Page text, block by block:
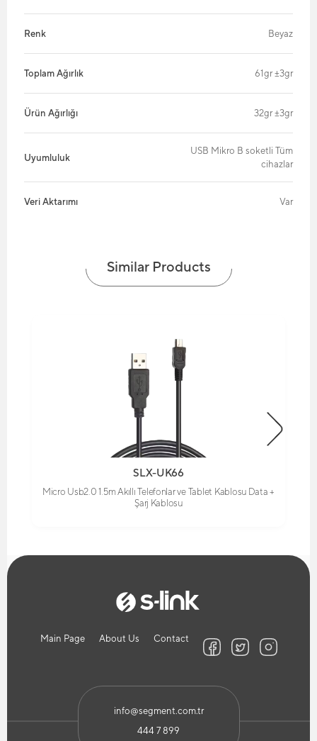
Renk Beyaz
Toplam Ağırlık 61gr ±3gr
Ürün Ağırlığı 32gr ±3gr
Uyumluluk
USB Mikro B soketli Tüm
cihazlar
Veri Aktarımı Var
Similar Products
SLX-UK66
Micro Usb2.0 1.5m Akıllı Telefonlar ve Tablet Kablosu Data +
Şarj Kablosu
Main Page About Us Contact
info@segment.com.tr
444 7 899